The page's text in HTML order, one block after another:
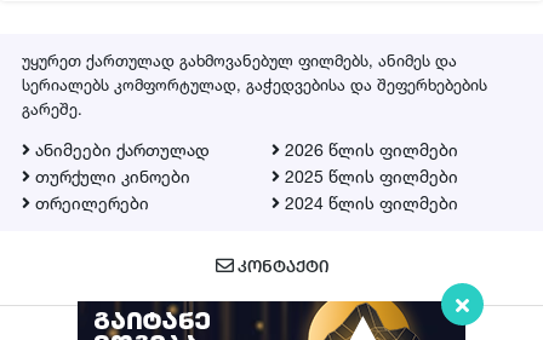
უყურეთ ქართულად გახმოვანებულ ფილმებს, ანიმეს და
სერიალებს კომფორტულად, გაჭედვებისა და შეფერხებების
გარეშე.
ანიმეები ქართულად
თურქული კინოები
თრეილერები
2026 წლის ფილმები
2025 წლის ფილმები
2024 წლის ფილმები
ᲙᲝᲜᲢᲐᲥᲢᲘ